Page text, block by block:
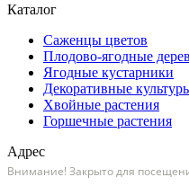
Каталог
Саженцы цветов
Плодово-ягодные
Ягодные кустарники
Декоративные
Хвойные растения
Горшечные растения
Адрес
Внимание! Закрыто для